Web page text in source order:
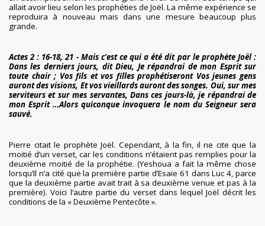
allait avoir lieu selon les prophéties de Joël. La même expérience se
reproduira à nouveau mais dans une mesure beaucoup plus
grande.
Actes 2 : 16-18, 21 - Mais c’est ce qui a été dit par le prophète Joël :
Dans les derniers jours, dit Dieu, Je répandrai de mon Esprit sur
toute chair ; Vos fils et vos filles prophétiseront Vos jeunes gens
auront des visions, Et vos vieillards auront des songes. Oui, sur mes
serviteurs et sur mes servantes, Dans ces jours-là, je répandrai de
mon Esprit …Alors quiconque invoquera le nom du Seigneur sera
sauvé.
Pierre citait le prophète Joël. Cependant, à la fin, il ne cite que la
moitié d’un verset, car les conditions n’étaient pas remplies pour la
deuxième moitié de la prophétie. (Yeshoua a fait la même chose
lorsqu’Il n’a cité que la première partie d’Esaïe 61 dans Luc 4, parce
que la deuxième partie avait trait à sa deuxième venue et pas à la
première). Voici l’autre partie du verset dans lequel Joël décrit les
conditions de la « Deuxième Pentecôte ».